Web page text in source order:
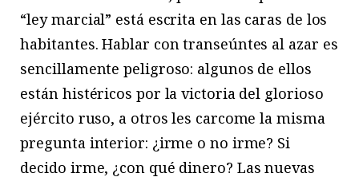
“ley marcial” está escrita en las caras de los
habitantes. Hablar con transeúntes al azar es
sencillamente peligroso: algunos de ellos
están histéricos por la victoria del glorioso
ejército ruso, a otros les carcome la misma
pregunta interior: ¿irme o no irme? Si
decido irme, ¿con qué dinero? Las nuevas